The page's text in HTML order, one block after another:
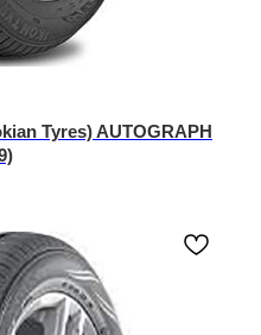
Tyres) AUTOGRAPH